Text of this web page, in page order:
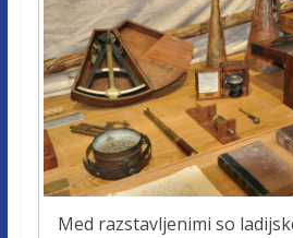
Med razstavljenimi so